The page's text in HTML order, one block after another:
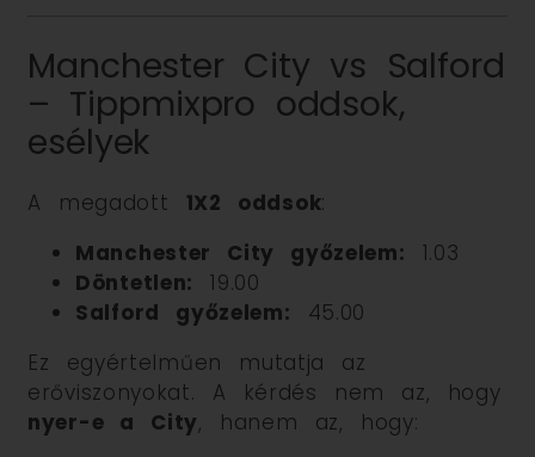
Manchester City vs Salford
– Tippmixpro oddsok,
esélyek
A megadott 1X2 oddsok:
Manchester City győzelem: 1.03
Döntetlen: 19.00
Salford győzelem: 45.00
Ez egyértelműen mutatja az
erőviszonyokat. A kérdés nem az, hogy
nyer-e a City, hanem az, hogy: